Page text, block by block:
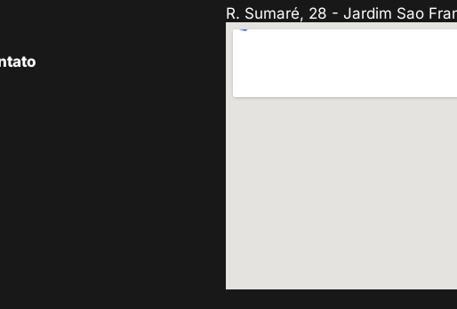
R. Sumaré, 28 - Jardim Sao